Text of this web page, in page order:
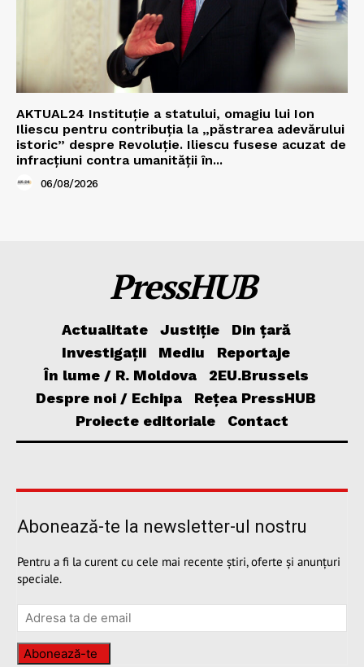
AKTUAL24 Instituție a statului, omagiu lui Ion
Iliescu pentru contribuția la „păstrarea adevărului
istoric” despre Revoluție. Iliescu fusese acuzat de
infracțiuni contra umanității în...
06/08/2026
PressHUB
Actualitate Justiție
Din țară
Investigații
Mediu
Reportaje
În lume / R. Moldova
2EU.Brussels
Despre noi / Echipa
Rețea PressHUB
Proiecte editoriale
Contact
Abonează-te la newsletter-ul nostru
Pentru a fi la curent cu cele mai recente știri, oferte și anunțuri
speciale.
Abonează-te